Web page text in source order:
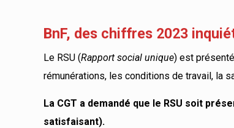
BnF, des chiffres 2023
Le RSU (Rapport social unique) est
rémunérations, les conditions de travail, la
La CGT a demandé que le RSU soit
satisfaisant).